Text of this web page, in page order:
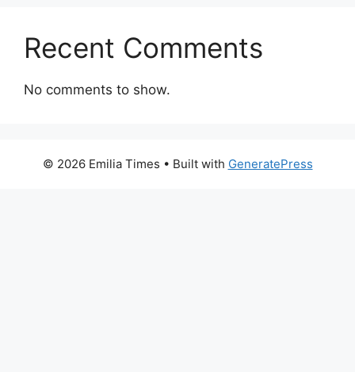
Recent Comments
No comments to show.
© 2026 Emilia Times • Built with GeneratePress